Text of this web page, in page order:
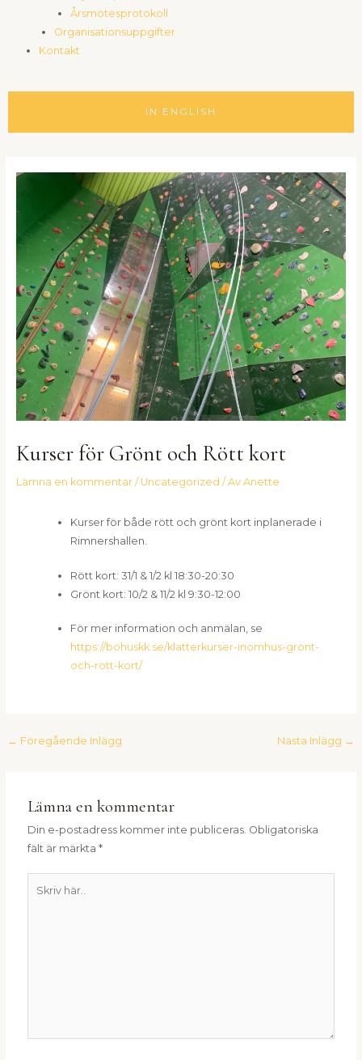
Årsmötesprotokoll
Organisationsuppgifter
Kontakt
IN ENGLISH
Kurser för Grönt och Rött kort
Lämna en kommentar / Uncategorized / Av Anette
Kurser för både rött och grönt kort inplanerade i
Rimnershallen.
Rött kort: 31/1 & 1/2 kl 18:30-20:30
Grönt kort: 10/2 & 11/2 kl 9:30-12:00
För mer information och anmälan, se
https://bohuskk.se/klatterkurser-inomhus-gront-
och-rott-kort/
← Föregående Inlägg Nästa Inlägg →
Lämna en kommentar
Din e-postadress kommer inte publiceras. Obligatoriska
fält är märkta*